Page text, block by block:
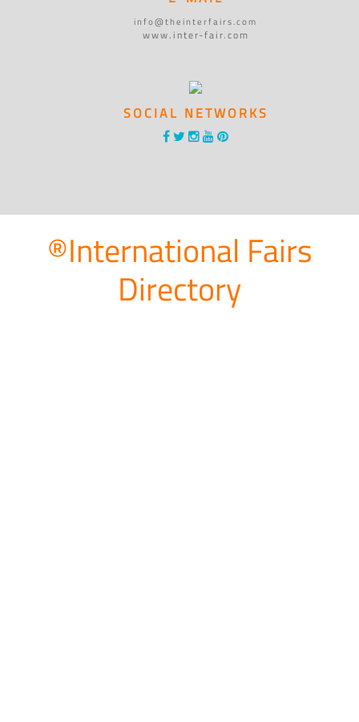
info@theinterfairs.com
www.inter-fair.com
SOCIAL NETWORKS
®International Fairs
Directory